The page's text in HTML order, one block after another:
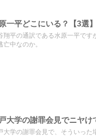
一平どこにいる？【3選
翔平の通訳である水原一平で
亡中なのか。
大学の謝罪会見でニヤけ
大学の謝罪会見で、そういった